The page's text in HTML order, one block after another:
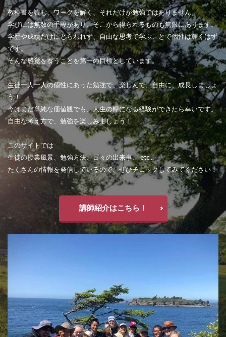
教科書を読む、ワークを解く、それだけが勉強ではありません。
学びには無数の手段があり、そこから得られるものも無限にあります。
学歴や成績だけにとらわれず、自由な思考で学ぶことで個性は輝くはず
です。
そんな感覚を養うことを第一の目標としています。
生徒一人一人の個性にあった勉強で、楽しんで、自由に、成長しましょ
う！
今はまだ単純な価値観でも、人生の糧になる経験ができたら幸いです。
自由な考え方で、勉強を楽しみましょう！
このサイトでは
生徒の授業風景、勉強方法、日々の出来事、 etc...
たくさんの情報を発信しているので、ぜひチェックしてみてください！
講師紹介はこちら！